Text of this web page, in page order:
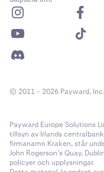
© 2011 – 2026 Payward, Inc.
Payward Europe Solutions
tillsyn av Irlands
firmanamn Kraken, står
John Rogerson’s Quay,
policyer och upplysningar.